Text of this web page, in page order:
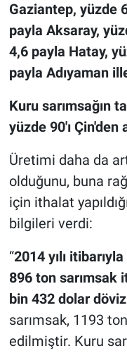
Gaziantep, yüzde
payla Aksaray,
4,6 payla Hatay,
payla Adıyaman
Kuru sarımsağın
yüzde 90'ı Çin'den
Üretimi daha da
olduğunu, buna
için ithalat
bilgileri verdi:
“2014 yılı
896 ton sarımsak
bin 432 dolar
sarımsak, 1193
edilmiştir. Kuru